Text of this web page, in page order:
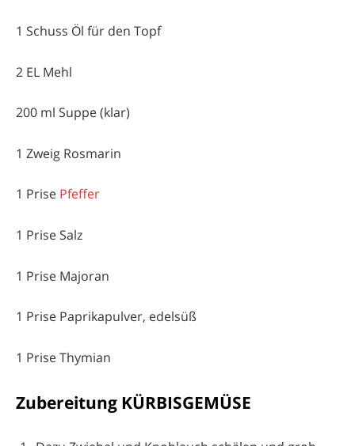
1 Schuss Öl für den Topf
2 EL Mehl
200 ml Suppe (klar)
1 Zweig Rosmarin
1 Prise Pfeffer
1 Prise Salz
1 Prise Majoran
1 Prise Paprikapulver, edelsüß
1 Prise Thymian
Zubereitung KÜRBISGEMÜSE